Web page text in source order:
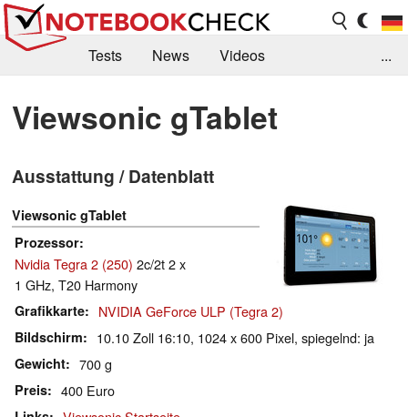
Tests News
Videos
Kaufberatung
Deals Suche
Jobs
Forum
...
Viewsonic gTablet
Ausstattung / Datenblatt
Viewsonic gTablet
Prozessor
Nvidia Tegra 2 (250) 2c/2t 2 x
1 GHz, T20 Harmony
Grafikkarte NVIDIA GeForce ULP (Tegra 2)
Bildschirm 10.10 Zoll 16:10, 1024 x 600 Pixel, spiegelnd: ja
Gewicht 700 g
Preis 400 Euro